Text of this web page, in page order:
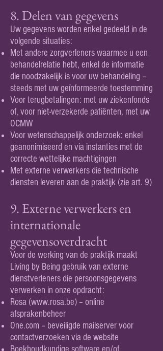
8. Delen van gegevens
Uw gegevens worden enkel gedeeld in de
volgende situaties:
Met andere zorgverleners waarmee u een
behandelrelatie hebt, enkel de informatie
die noodzakelijk is voor uw behandeling –
steeds met uw geïnformeerde toestemming
Voor terugbetalingen: met uw ziekenfonds
of, voor niet-verzekerde patiënten, met uw
OCMW
Voor wetenschappelijk onderzoek: enkel
geanonimiseerd en via instanties met de
correcte wettelijke machtigingen
Met externe verwerkers die technische
diensten leveren aan de praktijk (zie art. 9)
9. Externe verwerkers en
internationale
gegevensoverdracht
Voor de werking van de praktijk maakt
Living by Being gebruik van externe
dienstverleners die persoonsgegevens
verwerken in onze opdracht:
Rosa (www.rosa.be) – online
afsprakenbeheer
One.com – beveiligde mailserver voor
contactverzoeken via de website